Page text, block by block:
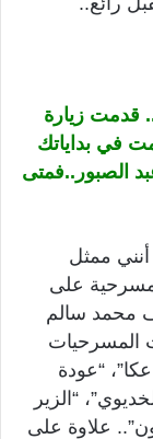
قدمت زيارة
في بداياتك
الصبور..فمتى
ممثل
في الأصل وقدمت أكثر من 25مسرحية على
محمد سالم
المسرحيات
“عودة
“الزير
علاوة على